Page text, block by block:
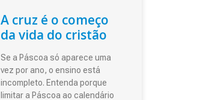
A cruz é o começo
da vida do cristão
Se a Páscoa só aparece uma
vez por ano, o ensino está
incompleto. Entenda porque
limitar a Páscoa ao calendário